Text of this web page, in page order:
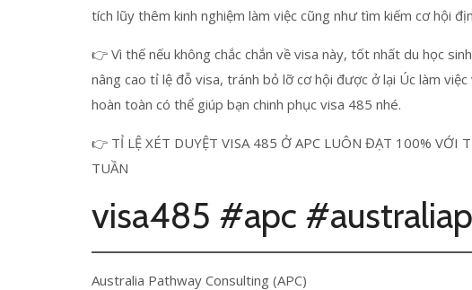
tích lũy thêm kinh nghiệm làm việc cũng như tìm kiếm cơ hội
👉 Vì thế nếu không chắc chắn về visa này, tốt nhất du học
nâng cao tỉ lệ đỗ visa, tránh bỏ lỡ cơ hội được ở lại Úc làm
hoàn toàn có thể giúp bạn chinh phục visa 485 nhé.
👉 TỈ LỆ XÉT DUYỆT VISA 485 Ở APC LUÔN ĐẠT 100% VỚI
TUẦN
visa485 #apc
Australia Pathway Consulting (APC)